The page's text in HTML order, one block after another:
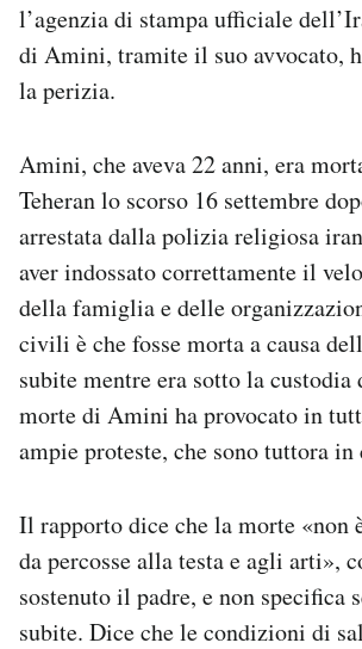
Area Personale
Newsletter
Esci
l’agenzia di stampa ufficiale
di Amini, tramite il suo avvocato,
la perizia.
Amini, che aveva 22 anni, era
Teheran lo scorso 16 settembre
arrestata dalla polizia religiosa
aver indossato correttamente il
della famiglia e delle
civili è che fosse morta a causa
subite mentre era sotto la
morte di Amini ha provocato in
ampie proteste, che sono tuttora in
Il rapporto dice che la morte «non
da percosse alla testa e agli arti»,
sostenuto il padre, e non specifica
subite. Dice che le condizioni di